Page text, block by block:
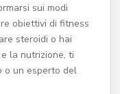
sui modi
obiettivi di fitness
steroidi o hai
la nutrizione, ti
o un esperto del